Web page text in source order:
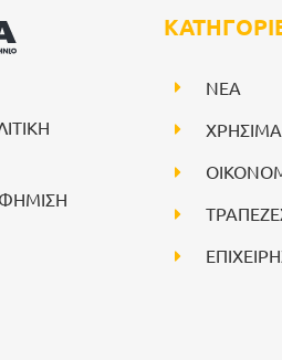
NEA